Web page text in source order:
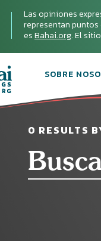
Las opiniones
representan puntos
esBahai.org. El
SOBRE
0 RESULTS